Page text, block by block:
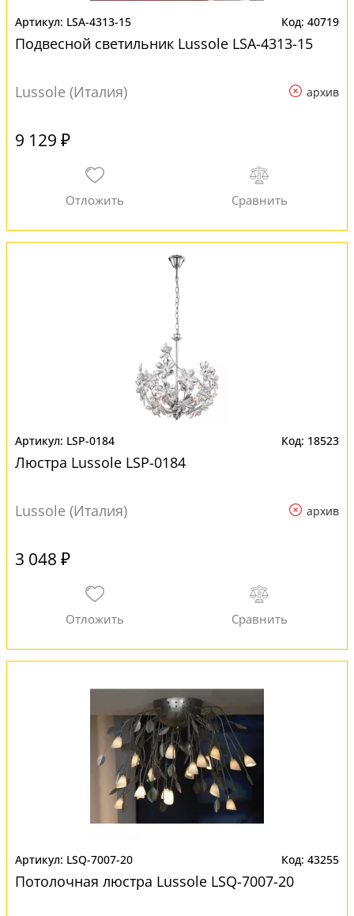
LSA-4313-15 40719
Подвесной светильник Lussole LSA-4313-15
Lussole (Италия) архив
9 129 ₽
LSP-0184 18523
Люстра Lussole LSP-0184
Lussole (Италия) архив
3 048 ₽
LSQ-7007-20 43255
Потолочная люстра Lussole LSQ-7007-20